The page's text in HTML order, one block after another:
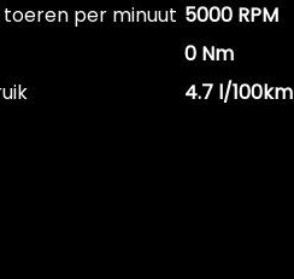
per minuut 5000 RPM
0 Nm
4.7 l/100km